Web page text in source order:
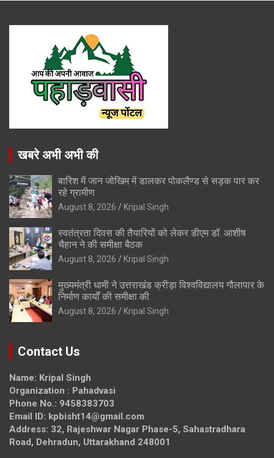
खबरे अभी अभी की
बारिश में जान जोखिम में डालकर पोकलैण्ड से सड़क पार कर
रहे ग्रामीण
August 8, 2026 Kripal Singh
स्वतंत्रता दिवस की तैयारियों को लेकर डीएम डॉ. आशीष
चैहान ने की समीक्षा बैठक
August 8, 2026 Kripal Singh
मुख्यमंत्री धामी ने उत्तराखंड क्रीड़ा विश्वविद्यालय गौलापार के
निर्माण कार्यों की समीक्षा की
August 8, 2026 Kripal Singh
Contact Us
Name: Kripal Singh
Organization : Pahadvasi
Phone No.: 9458383703
Email ID: kpbisht14@gmail.com
Address: 32, Rajeshwar Nagar Phase-5, Sahastradhara
Road, Dehradun, Uttarakhand 248001